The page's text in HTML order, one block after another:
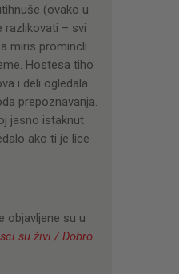
(ovako u
razlikovati – svi
miris promincli
Hostesa tiho
i deli ogledala.
prepoznavanja.
jasno istaknut
ako ti je lice
objavljene su u
su živi / Dobro
.